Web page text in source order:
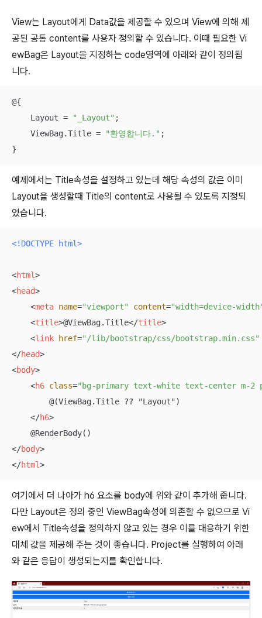
View는 Layout에게 Data값을 제공할 수 있으며 View에 의해 제
공된 공통 content를 사용자 정의할 수 있습니다. 이때 필요한 Vi
ewBag은 Layout을 지정하는 code영역에 아래와 같이 정의됩
니다.
@{
    Layout =
"_Layout" ;
    ViewBag.Title =
"환영합니다." ;
}
예제에서는 Title속성을 설정하고 있는데 해당 속성의 값은 이미
Layout을 생성할때 Title의 content로 사용될 수 있도록 지정되
었습니다.
<!DOCTYPE html>
<html>
<head>
<meta name="viewport" content="width=device-
<title>@ViewBag.Title</title>
<link href="/lib/bootstrap/css/bootstrap.min.css"
</head>
<body>
<h6 class="bg-primary text-white text-center m-2
        @(ViewBag.Title ?? "Layout")
</h6>
</body>
</html>
여기에서 더 나아가 h6 요소를 body에 위와 같이 추가해 줍니다.
다만 Layout은 정의 중인 ViewBag속성에 의존할 수 없으므로 Vi
ew에서 Title속성을 정의하지 않고 있는 경우 이를 대응하기 위한
대체 값을 제공해 주는 것이 좋습니다. Project를 실행하여 아래
와 같은 응답이 생성되는지를 확인합니다.